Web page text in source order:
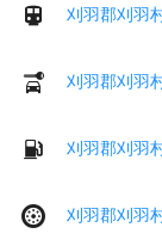
刈羽郡刈羽
刈羽郡刈羽
刈羽郡刈羽
刈羽郡刈羽